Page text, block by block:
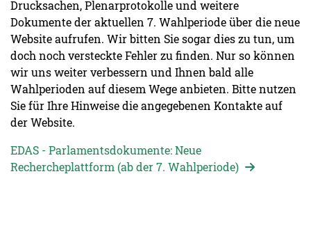
Drucksachen, Plenarprotokolle und weitere
Dokumente der aktuellen 7. Wahlperiode über die neue
Website aufrufen. Wir bitten Sie sogar dies zu tun, um
doch noch versteckte Fehler zu finden. Nur so können
wir uns weiter verbessern und Ihnen bald alle
Wahlperioden auf diesem Wege anbieten. Bitte nutzen
Sie für Ihre Hinweise die angegebenen Kontakte auf
der Website.
EDAS - Parlamentsdokumente: Neue
Rechercheplattform (ab der 7. Wahlperiode)